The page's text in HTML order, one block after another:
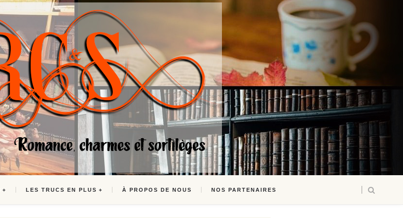
LES TRUCS EN PLUS À PROPOS DE NOUS NOS PARTENAIRES